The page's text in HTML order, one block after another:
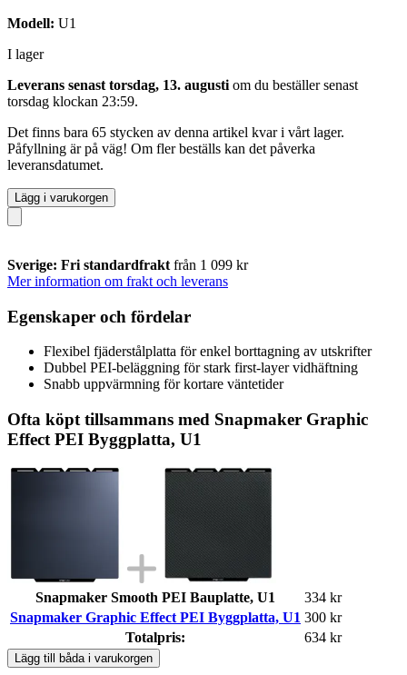
Modell: U1
I lager
Leverans senast torsdag, 13. augusti om du beställer senast
torsdag klockan 23:59.
Det finns bara 65 stycken av denna artikel kvar i vårt lager.
Påfyllning är på väg! Om fler beställs kan det påverka
leveransdatumet.
Lägg i varukorgen
Sverige: Fri standardfrakt från 1 099 kr
Mer information om frakt och leverans
Egenskaper och fördelar
Flexibel fjäderstålplatta för enkel borttagning av utskrifter
Dubbel PEI-beläggning för stark first-layer vidhäftning
Snabb uppvärmning för kortare väntetider
Ofta köpt tillsammans med Snapmaker Graphic
Effect PEI Byggplatta, U1
Snapmaker Smooth PEI Bauplatte, U1
334 kr
Snapmaker Graphic Effect PEI Byggplatta, U1 300 kr
Totalpris:
634 kr
Lägg till båda i varukorgen